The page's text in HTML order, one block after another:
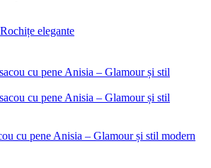
Rochițe elegante
cu pene Anisia – Glamour și stil modern